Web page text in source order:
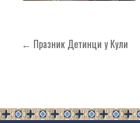
Кретање
← Празник Детинци у Кули